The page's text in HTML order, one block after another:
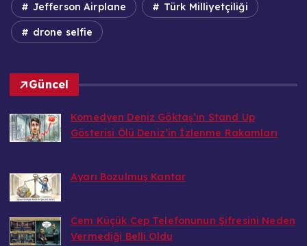
Jefferson Airplane Türk Milliyetçiliği
drone selfie
Güncel
Komedyen Deniz Göktaş’ın Stand Up
Gösterisi Ölü Deniz’in İzlenme Rakamları
Ayarı Bozulmuş Kantar
Cem Küçük Cep Telefonunun Şifresini Neden
Vermediği Belli Oldu